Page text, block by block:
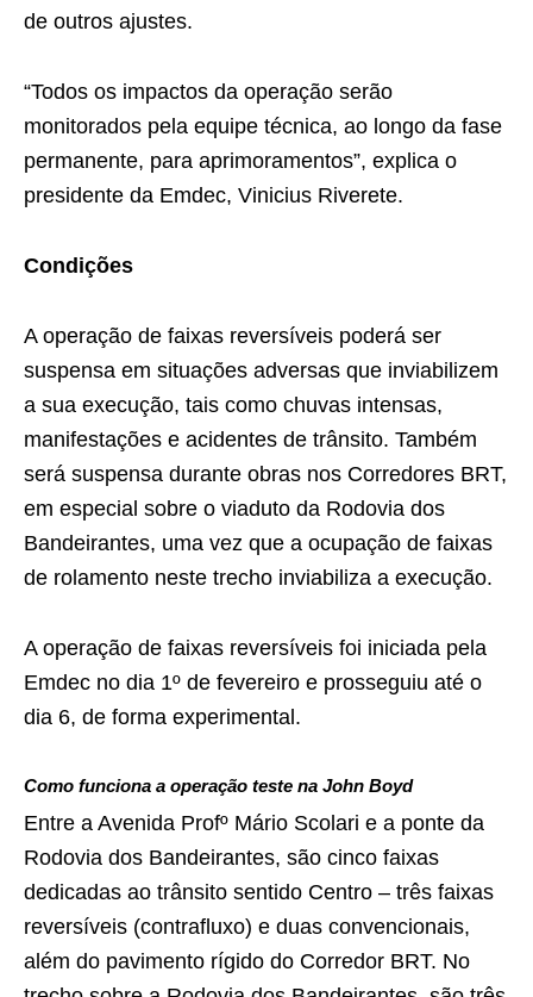
de outros ajustes.
“Todos os impactos da operação serão
monitorados pela equipe técnica, ao longo da fase
permanente, para aprimoramentos”, explica o
presidente da Emdec, Vinicius Riverete.
Condições
A operação de faixas reversíveis poderá ser
suspensa em situações adversas que inviabilizem
a sua execução, tais como chuvas intensas,
manifestações e acidentes de trânsito. Também
será suspensa durante obras nos Corredores BRT,
em especial sobre o viaduto da Rodovia dos
Bandeirantes, uma vez que a ocupação de faixas
de rolamento neste trecho inviabiliza a execução.
A operação de faixas reversíveis foi iniciada pela
Emdec no dia 1º de fevereiro e prosseguiu até o
dia 6, de forma experimental.
Como funciona a operação teste na John Boyd
Entre a Avenida Profº Mário Scolari e a ponte da
Rodovia dos Bandeirantes, são cinco faixas
dedicadas ao trânsito sentido Centro – três faixas
reversíveis (contrafluxo) e duas convencionais,
além do pavimento rígido do Corredor BRT. No